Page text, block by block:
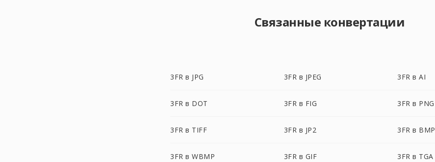
Связанные конвертации
3FR в JPG 3FR в JPEG 3FR в AI
3FR в DOT 3FR в FIG 3FR в PNG
3FR в TIFF 3FR в JP2 3FR в BMP
3FR в WBMP 3FR в GIF 3FR в TGA